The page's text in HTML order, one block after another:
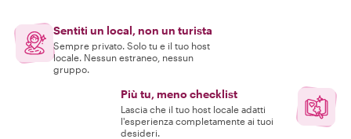
Sentiti un local, non un turista
Sempre privato. Solo tu e il tuo host
locale. Nessun estraneo, nessun
gruppo.
Più tu, meno checklist
Lascia che il tuo host locale adatti
l'esperienza completamente ai tuoi
desideri.